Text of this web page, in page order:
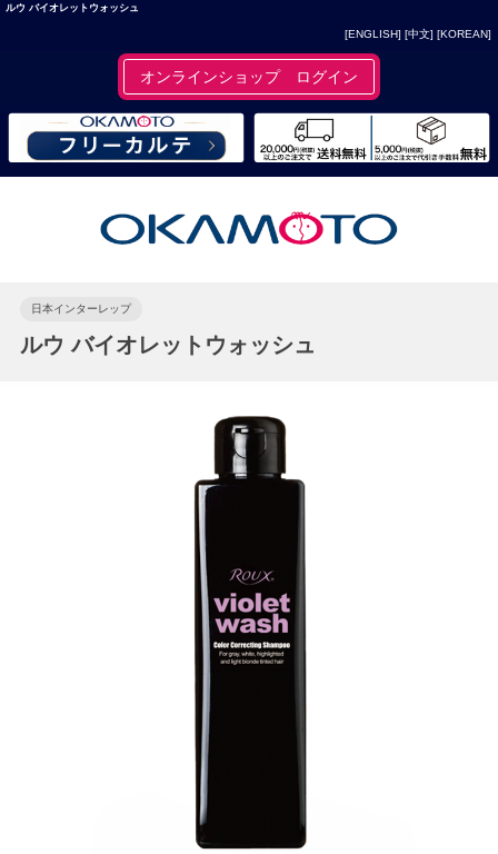
ルウ バイオレットウォッシュ
[ENGLISH] [中文] [KOREAN]
オンラインショップ ログイン
日本インターレップ
ルウ バイオレットウォッシュ